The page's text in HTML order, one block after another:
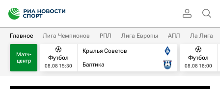
Главное Лига Чемпионов РПЛ Лига Европы АПЛ Ла Лига
Матч-
центр
Футбол
08.08 15:30
Крылья Советов
Балтика
Футбол
08.08 18:00